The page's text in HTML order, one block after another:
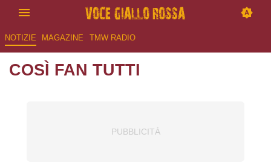
NOTIZIE MAGAZINE TMW RADIO
COSÌ FAN TUTTI